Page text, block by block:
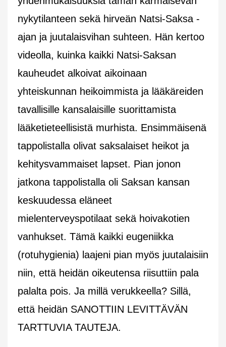
nykytilanteen sekä hirveän Natsi-Saksa -
ajan ja juutalaisvihan suhteen. Hän kertoo
videolla, kuinka kaikki Natsi-Saksan
kauheudet alkoivat aikoinaan
yhteiskunnan heikoimmista ja lääkäreiden
tavallisille kansalaisille suorittamista
lääketieteellisistä murhista. Ensimmäisenä
tappolistalla olivat saksalaiset heikot ja
kehitysvammaiset lapset. Pian jonon
jatkona tappolistalla oli Saksan kansan
keskuudessa eläneet
mielenterveyspotilaat sekä hoivakotien
vanhukset. Tämä kaikki eugeniikka
(rotuhygienia) laajeni pian myös juutalaisiin
niin, että heidän oikeutensa riisuttiin pala
palalta pois. Ja millä verukkeella? Sillä,
että heidän SANOTTIIN LEVITTÄVÄN
TARTTUVIA TAUTEJA.